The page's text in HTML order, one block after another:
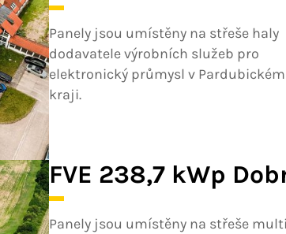
Panely jsou umístěny na střeše haly
dodavatele výrobních služeb pro
elektronický průmysl v Pardubickém
kraji.
FVE 238,7 kWp
Panely jsou umístěny na střeše